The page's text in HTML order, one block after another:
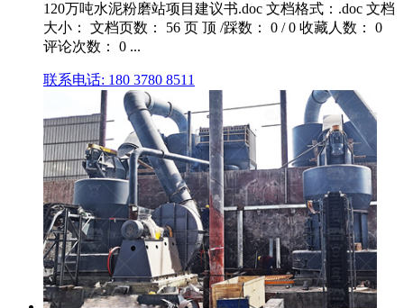
120万吨水泥粉磨站项目建议书.doc 文档格式：.doc 文档
大小： 文档页数： 56 页 顶 /踩数： 0 / 0 收藏人数： 0
评论次数： 0 ...
联系电话: 180 3780 8511